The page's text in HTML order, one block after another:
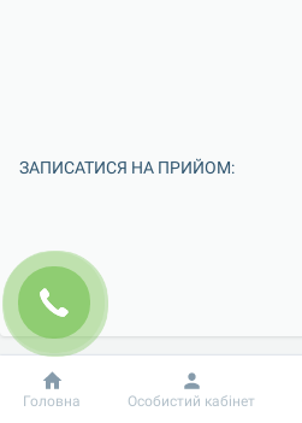
ЗАПИСАТИСЯ НА ПРИЙОМ:
Добробут Інформація
Головна Особистий кабінет